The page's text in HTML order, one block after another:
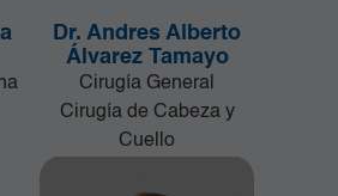
Dr. Andres Alberto
Álvarez Tamayo
Cirugía General
Cirugía de Cabeza y
Cuello